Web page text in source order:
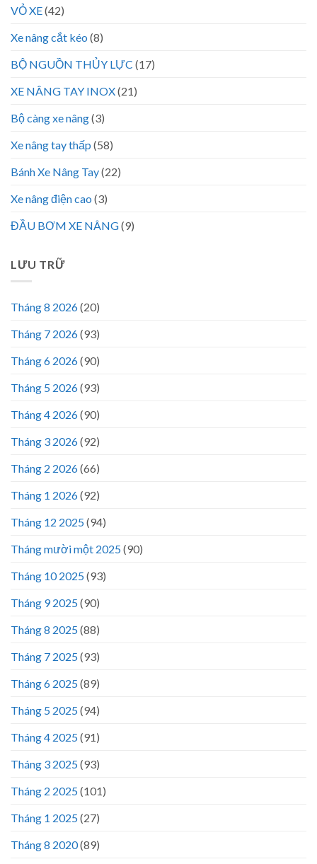
VỎ XE(42)
Xe nâng cắt kéo (8)
BỘ NGUỒN THỦY LỰC (17)
XE NÂNG TAY INOX(21)
Bộ càng xe nâng(3)
Xe nâng tay thấp (58)
Bánh Xe Nâng Tay(22)
Xe nâng điện cao (3)
ĐẦU BƠM XE NÂNG(9)
LƯU TRỮ
Tháng 8 2026(20)
Tháng 7 2026(93)
Tháng 6 2026(90)
Tháng 5 2026(93)
Tháng 4 2026(90)
Tháng 3 2026(92)
Tháng 2 2026(66)
Tháng 1 2026(92)
Tháng 12 2025(94)
Tháng mười một 2025(90)
Tháng 10 2025(93)
Tháng 9 2025(90)
Tháng 8 2025(88)
Tháng 7 2025(93)
Tháng 6 2025(89)
Tháng 5 2025(94)
Tháng 4 2025(91)
Tháng 3 2025(93)
Tháng 2 2025(101)
Tháng 1 2025(27)
Tháng 8 2020(89)